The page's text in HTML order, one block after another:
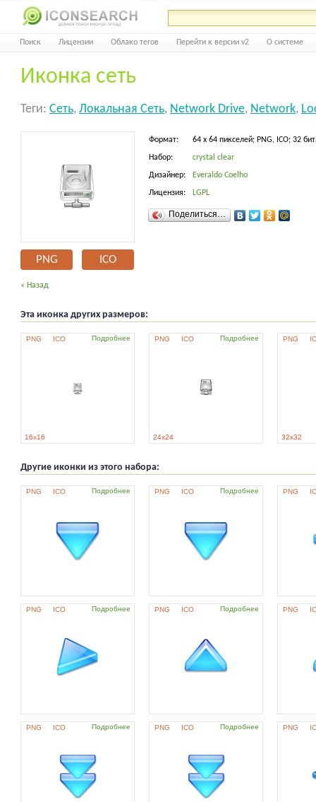
Поиск Лицензии Облако тегов Перейти к версии v2 О системе
Иконка сеть
Теги: Сеть, Локальная Сеть, Network Drive, Network,
PNG ICO
Формат: 64 x 64 пикселей; PNG, ICO; 32
Набор: crystal clear
Дизайнер: Everaldo Coelho
Лицензия: LGPL
Поделиться…
« Назад
Эта иконка других размеров:
PNG ICO Подробнее
16x16
PNG ICO Подробнее
24x24
PNG
32x32
Другие иконки из этого набора:
PNG ICO Подробнее PNG ICO Подробнее PNG
PNG ICO Подробнее PNG ICO Подробнее PNG
PNG ICO Подробнее PNG ICO Подробнее PNG